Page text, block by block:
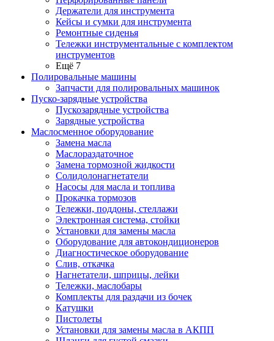
Держатели для инструмента
Кейсы и сумки для инструмента
Ремонтные сиденья
Тележки инструментальные с комплектом
инструментов
Ещё 7
Полировальные машины
Запчасти для полировальных машинок
Пуско-зарядные устройства
Пускозарядные устройства
Зарядные устройства
Маслосменное оборудование
Замена масла
Маслораздаточное
Замена тормозной жидкости
Солидолонагнетатели
Насосы для масла и топлива
Прокачка тормозов
Тележки, поддоны, стеллажи
Электронная система, стойки
Установки для замены масла
Оборудование для автокондиционеров
Диагностическое оборудование
Слив, откачка
Нагнетатели, шприцы, лейки
Тележки, маслобары
Комплекты для раздачи из бочек
Катушки
Пистолеты
Установки для замены масла в АКПП